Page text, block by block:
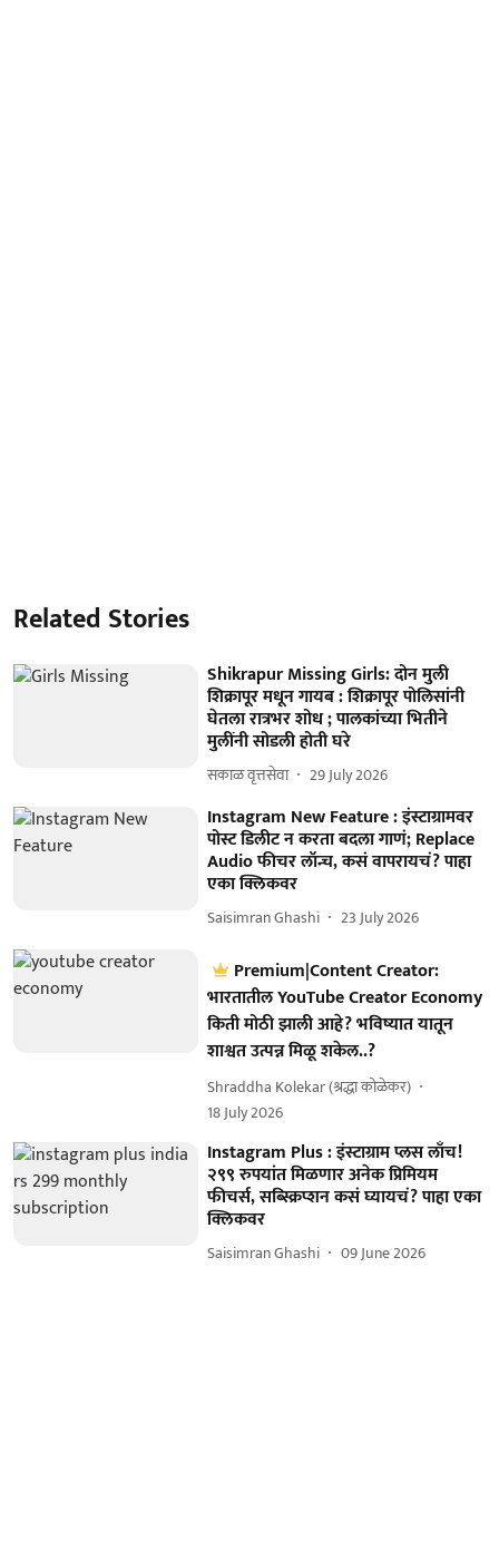
Related Stories
Shikrapur Missing Girls: दोन मुली
शिक्रापूर मधून गायब : शिक्रापूर पोलिसांनी
घेतला रात्रभर शोध ; पालकांच्या भितीने
मुलींनी सोडली होती घरे
सकाळ वृत्तसेवा 29 July 2026
Instagram New Feature : इंस्टाग्रामवर
पोस्ट डिलीट न करता बदला गाणं; Replace
Audio फीचर लॉन्च, कसं वापरायचं? पाहा
एका क्लिकवर
Saisimran Ghashi 23 July 2026
Premium|Content Creator:
भारतातील YouTube Creator Economy
किती मोठी झाली आहे? भविष्यात यातून
शाश्वत उत्पन्न मिळू शकेल..?
Shraddha Kolekar (श्रद्धा कोळेकर)
18 July 2026
Instagram Plus : इंस्टाग्राम प्लस लाँच!
२९९ रुपयांत मिळणार अनेक प्रिमियम
फीचर्स, सब्स्क्रिप्शन कसं घ्यायचं? पाहा एका
क्लिकवर
Saisimran Ghashi 09 June 2026